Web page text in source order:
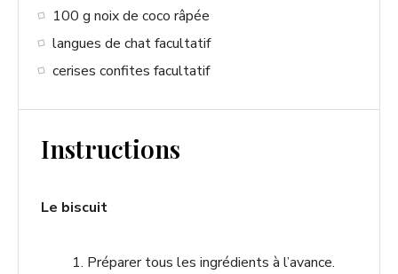
100 g noix de coco râpée
langues de chat facultatif
cerises confites facultatif
Instructions
Le biscuit
Préparer tous les ingrédients à l’avance.